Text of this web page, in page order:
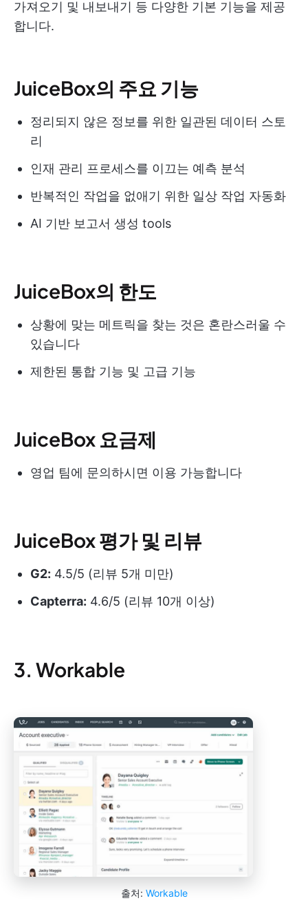
가져오기 및 내보내기 등 다양한 기본 기능을 제공
합니다.
JuiceBox의 주요 기능
정리되지 않은 정보를 위한 일관된 데이터 스토
리
인재 관리 프로세스를 이끄는 예측 분석
반복적인 작업을 없애기 위한 일상 작업 자동화
AI 기반 보고서 생성 tools
JuiceBox의 한도
상황에 맞는 메트릭을 찾는 것은 혼란스러울 수
있습니다
제한된 통합 기능 및 고급 기능
JuiceBox 요금제
영업 팀에 문의하시면 이용 가능합니다
JuiceBox 평가 및 리뷰
G2: 4.5/5 (리뷰 5개 미만)
Capterra: 4.6/5 (리뷰 10개 이상)
3. Workable
출처: Workable